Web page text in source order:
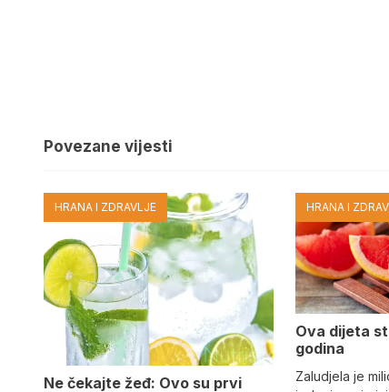
Povezane vijesti
HRANA I ZDRAVLJE
Ne čekajte žeđ: Ovo su prvi
HRANA I
Ova dijeta
godina
Zaludjela je